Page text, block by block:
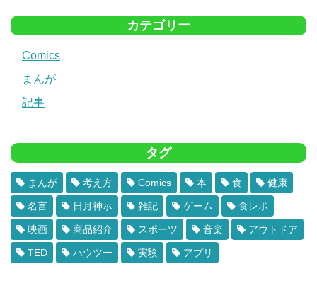
カテゴリー
Comics
まんが
記事
タグ
まんが 考え方 Comics 本 食 健康
名言 日月神示 雑記 ゲーム 食レポ
映画 商品紹介 スポーツ 音楽 アウトドア
TED ハウツー 実験 アプリ